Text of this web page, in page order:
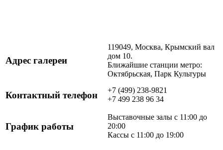
Адрес галереи
119049, Москва, Крымский вал
дом 10.
Ближайшие станции метро:
Октябрьская, Парк Культуры
Контактный телефон
+7 (499) 238-9821
+7 499 238 96 34
График работы
Выставочные залы с 11:00 до
20:00
Кассы с 11:00 до 19:00